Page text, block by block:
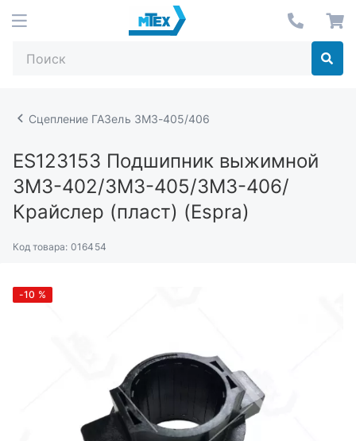
Сцепление ГАЗель ЗМЗ-405/406
ES123153 Подшипник выжимной
ЗМЗ-402/ЗМЗ-405/ЗМЗ-406/
Крайслер (пласт) (Espra)
Код товара: 016454
-10 %